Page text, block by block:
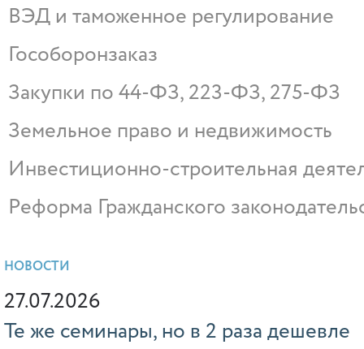
ВЭД и таможенное регулирование
Гособоронзаказ
Закупки по 44-ФЗ, 223-ФЗ, 275-ФЗ
Земельное право и недвижимость
Инвестиционно-строительная
Реформа Гражданского
НОВОСТИ
27.07.2026
Те же семинары, но в 2 раза дешевле